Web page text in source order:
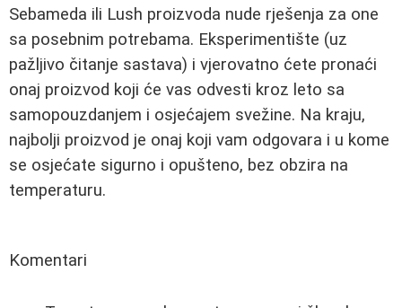
Sebameda ili Lush proizvoda nude rješenja za one
sa posebnim potrebama. Eksperimentište (uz
pažljivo čitanje sastava) i vjerovatno ćete pronaći
onaj proizvod koji će vas odvesti kroz leto sa
samopouzdanjem i osjećajem svežine. Na kraju,
najbolji proizvod je onaj koji vam odgovara i u kome
se osjećate sigurno i opušteno, bez obzira na
temperaturu.
Komentari